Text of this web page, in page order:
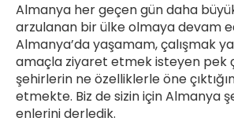
Almanya her geçen gün daha
arzulanan bir ülke olmaya devam
Almanya’da yaşamam, çalışmak
amaçla ziyaret etmek isteyen pek
şehirlerin ne özelliklerle öne
etmekte. Biz de sizin için Almanya
enlerini derledik.